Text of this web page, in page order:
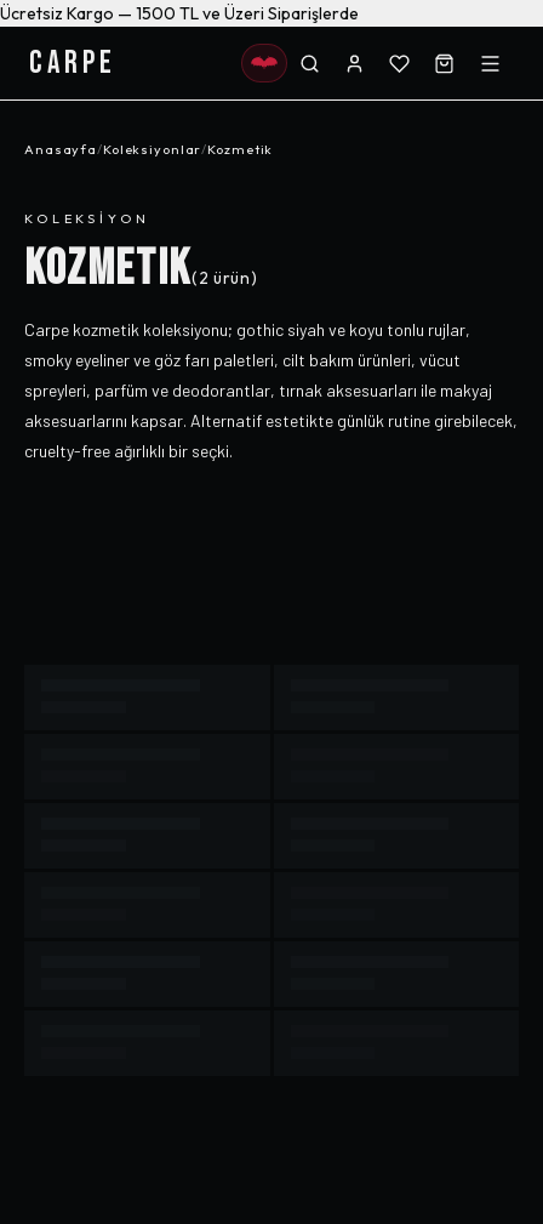
Ücretsiz Kargo — 1500 TL ve Üzeri Siparişlerde
CARPE
Anasayfa/Koleksiyonlar/Kozmetik
KOLEKSIYON
KOZMETIK(2 ürün)
Carpe kozmetik koleksiyonu; gothic siyah ve koyu tonlu rujlar,
smoky eyeliner ve göz farı paletleri, cilt bakım ürünleri, vücut
spreyleri, parfüm ve deodorantlar, tırnak aksesuarları ile makyaj
aksesuarlarını kapsar. Alternatif estetikte günlük rutine girebilecek,
cruelty-free ağırlıklı bir seçki.